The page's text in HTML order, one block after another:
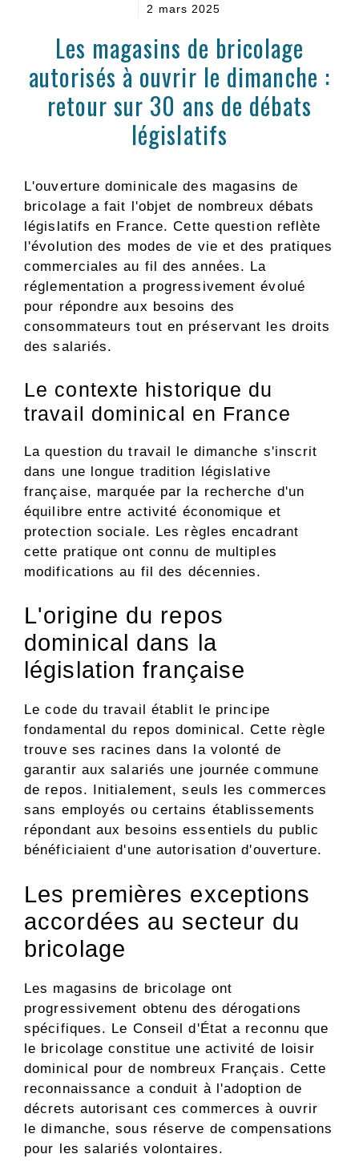
2 mars 2025
Les magasins de bricolage
autorisés à ouvrir le dimanche :
retour sur 30 ans de débats
législatifs
L'ouverture dominicale des magasins de
bricolage a fait l'objet de nombreux débats
législatifs en France. Cette question reflète
l'évolution des modes de vie et des pratiques
commerciales au fil des années. La
réglementation a progressivement évolué
pour répondre aux besoins des
consommateurs tout en préservant les droits
des salariés.
Le contexte historique du
travail dominical en France
La question du travail le dimanche s'inscrit
dans une longue tradition législative
française, marquée par la recherche d'un
équilibre entre activité économique et
protection sociale. Les règles encadrant
cette pratique ont connu de multiples
modifications au fil des décennies.
L'origine du repos
dominical dans la
législation française
Le code du travail établit le principe
fondamental du repos dominical. Cette règle
trouve ses racines dans la volonté de
garantir aux salariés une journée commune
de repos. Initialement, seuls les commerces
sans employés ou certains établissements
répondant aux besoins essentiels du public
bénéficiaient d'une autorisation d'ouverture.
Les premières exceptions
accordées au secteur du
bricolage
Les magasins de bricolage ont
progressivement obtenu des dérogations
spécifiques. Le Conseil d'État a reconnu que
le bricolage constitue une activité de loisir
dominical pour de nombreux Français. Cette
reconnaissance a conduit à l'adoption de
décrets autorisant ces commerces à ouvrir
le dimanche, sous réserve de compensations
pour les salariés volontaires.